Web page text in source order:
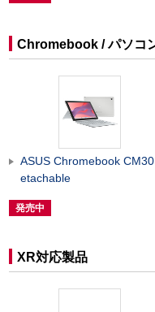
Chromebook / パソコ
ASUS Chromebook
etachable
発売中
XR対応製品